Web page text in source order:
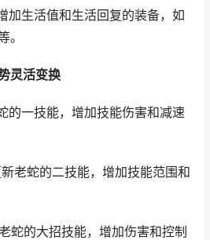
加生活值和生活回复的装备，如
。
灵活变换
的一技能，增加技能伤害和减速
老蛇的二技能，增加技能范围和
蛇的大招技能，增加伤害和控制